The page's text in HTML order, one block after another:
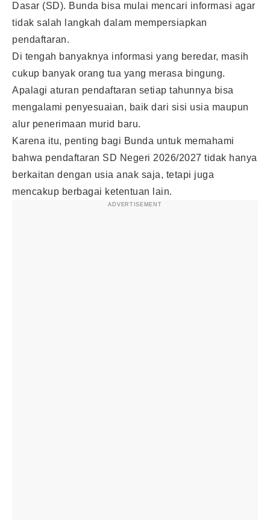
Dasar (SD). Bunda bisa mulai mencari informasi agar
tidak salah langkah dalam mempersiapkan
pendaftaran.
Di tengah banyaknya informasi yang beredar, masih
cukup banyak orang tua yang merasa bingung.
Apalagi aturan pendaftaran setiap tahunnya bisa
mengalami penyesuaian, baik dari sisi usia maupun
alur penerimaan murid baru.
Karena itu, penting bagi Bunda untuk memahami
bahwa pendaftaran SD Negeri 2026/2027 tidak hanya
berkaitan dengan usia anak saja, tetapi juga
mencakup berbagai ketentuan lain.
ADVERTISEMENT